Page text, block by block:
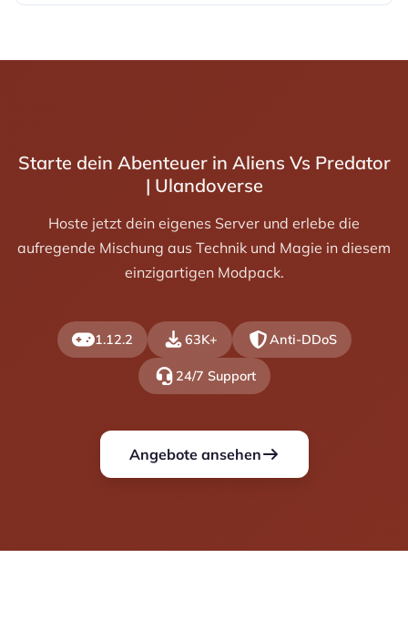
Starte dein Abenteuer in Aliens Vs Predator
| Ulandoverse
Hoste jetzt dein eigenes Server und erlebe die
aufregende Mischung aus Technik und Magie in diesem
einzigartigen Modpack.
1.12.2 63K+ Anti-DDoS
24/7 Support
Angebote ansehen